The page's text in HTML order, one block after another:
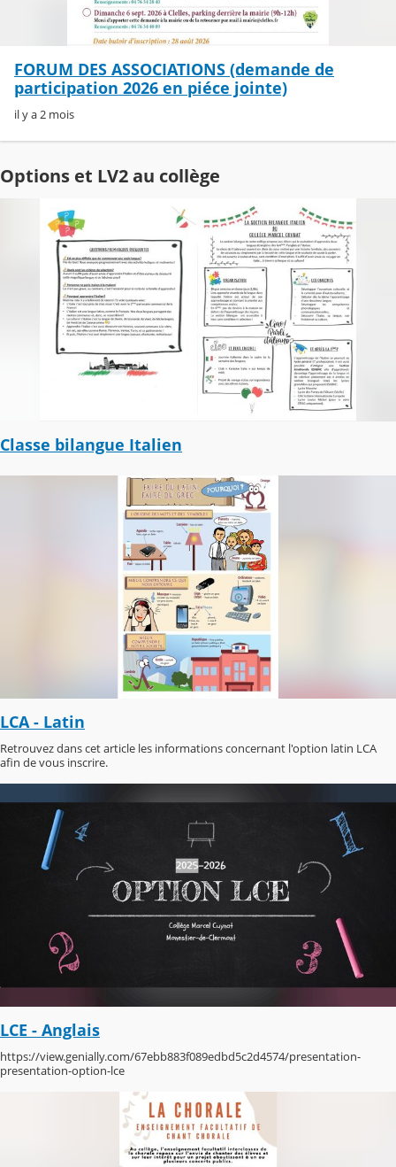
FORUM DES ASSOCIATIONS (demande de
participation 2026 en piéce jointe)
il y a 2 mois
Options et LV2 au collège
Classe bilangue Italien
LCA - Latin
Retrouvez dans cet article les informations concernant l'option latin LCA
afin de vous inscrire.
LCE - Anglais
https://view.genially.com/67ebb883f089edbd5c2d4574/presentation-
presentation-option-lce